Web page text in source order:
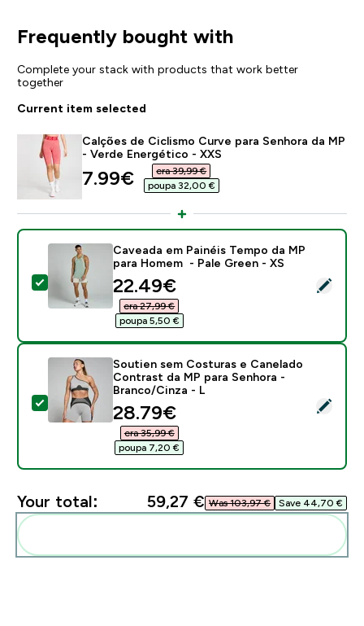
Frequently bought with
Complete your stack with products that work better
together
Current item selected
Calções de Ciclismo Curve para Senhora da MP
- Verde Energético - XXS
discounted price
7.99€‎
era 39,99 €‎
poupa 32,00 €‎
Select this product - Caveada em Painéis Tempo da
Caveada em Painéis Tempo da MP
para Homem - Pale Green - XS
discounted price
22.49€‎
era 27,99 €‎
poupa 5,50 €‎
Select this product - Soutien sem Costuras e
Soutien sem Costuras e Canelado
Contrast da MP para Senhora -
Branco/Cinza - L
discounted price
28.79€‎
era 35,99 €‎
poupa 7,20 €‎
Your total: 59,27 €‎ Was 103,97 €‎ Save 44,70 €‎